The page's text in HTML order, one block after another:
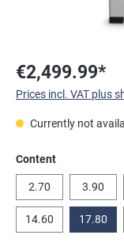
€2,499.99*
Prices incl. VAT plus
Currently not
Select
Content
2.70 3.90
14.60 17.80